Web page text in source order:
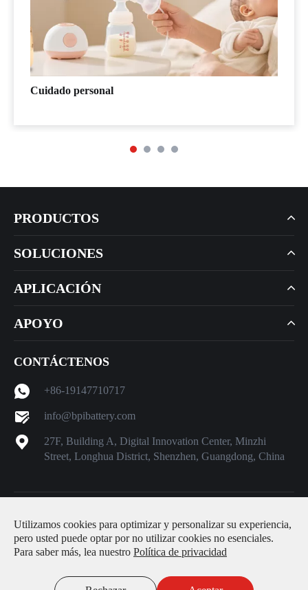
Cuidado personal
PRODUCTOS
SOLUCIONES
APLICACIÓN
APOYO
CONTÁCTENOS
+86-19147710717
info@bpibattery.com
27F, Building A, Digital Innovation Center, Minzhi
Street, Longhua District, Shenzhen, Guangdong, China
Ltd.Todos los derechos reservados.
Sitemap | Política de privacidad
Utilizamos cookies para optimizar y personalizar su experiencia,
pero usted puede optar por no utilizar cookies no esenciales.
Para saber más, lea nuestro Política de privacidad